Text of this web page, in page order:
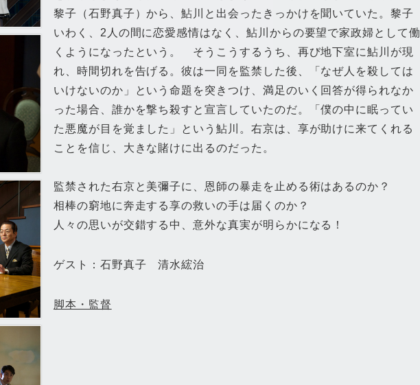
黎子（石野真子）から、鮎川と出会ったきっかけを聞いていた。黎子
いわく、2人の間に恋愛感情はなく、鮎川からの要望で家政婦として働
くようになったという。 そうこうするうち、再び地下室に鮎川が現
れ、時間切れを告げる。彼は一同を監禁した後、「なぜ人を殺しては
いけないのか」という命題を突きつけ、満足のいく回答が得られなか
った場合、誰かを撃ち殺すと宣言していたのだ。「僕の中に眠ってい
た悪魔が目を覚ました」という鮎川。右京は、享が助けに来てくれる
ことを信じ、大きな賭けに出るのだった。
監禁された右京と美彌子に、恩師の暴走を止める術はあるのか？
相棒の窮地に奔走する享の救いの手は届くのか？
人々の思いが交錯する中、意外な真実が明らかになる！
ゲスト：石野真子 清水綋治
脚本・監督